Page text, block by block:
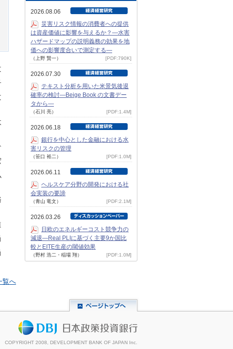
覧へ
2026.08.06
災害リスク情報の消費者への提供
は資産価値に影響を与えるか？―水害
ハザードマップの説明義務の効果を地
価への影響度合いで測定する―
（上野 賢一） [PDF:790K]
2026.07.30
テキスト分析を用いた米景気後退
確率の検討―Beige Book の文書デー
タから―
（石川 亮） [PDF:1.4M]
2026.06.18
銀行を中心とした金融における水
害リスクの管理
（笹口 裕二） [PDF:1.0M]
2026.06.11
ヘルスケア分野の開発における社
会実装の要諦
（青山 竜文） [PDF:2.1M]
2026.03.26
日欧のエネルギーコスト競争力の
減退―Real PLIに基づく主要9か国比
較とEITE生産の閾値効果
（野村 浩二・稲場 翔） [PDF:1.0M]
COPYRIGHT 2008, DEVELOPMENT BANK OF JAPAN Inc.